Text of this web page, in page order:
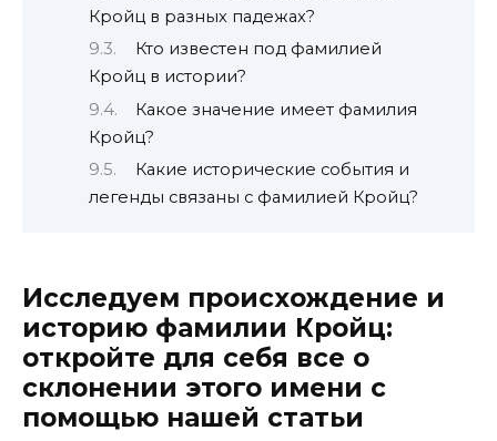
Кройц в разных падежах?
Кто известен под фамилией
Кройц в истории?
Какое значение имеет фамилия
Кройц?
Какие исторические события и
легенды связаны с фамилией Кройц?
Исследуем происхождение и
историю фамилии Кройц:
откройте для себя все о
склонении этого имени с
помощью нашей статьи